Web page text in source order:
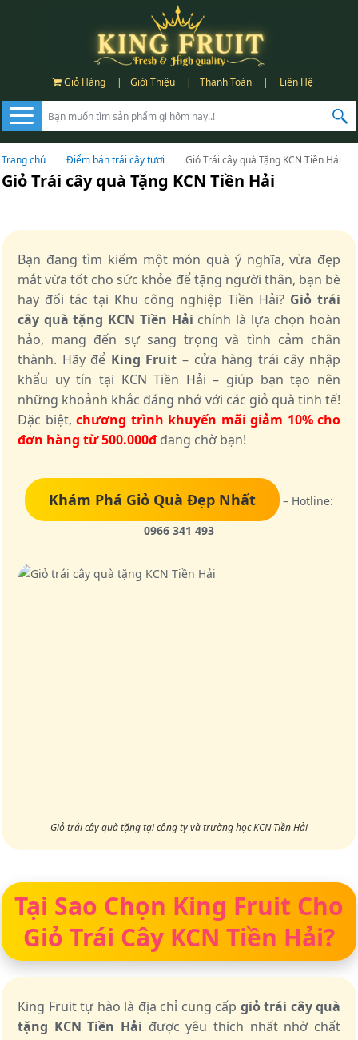
Giỏ Hàng | Giới Thiệu | Thanh Toán | Liên Hệ
Trang chủ Điểm bán trái cây tươi Giỏ Trái cây quà Tặng KCN Tiền Hải
Giỏ Trái cây quà Tặng KCN Tiền Hải
Bạn đang tìm kiếm một món quà ý nghĩa, vừa đẹp
mắt vừa tốt cho sức khỏe để tặng người thân, bạn bè
hay đối tác tại Khu công nghiệp Tiền Hải? Giỏ trái
cây quà tặng KCN Tiền Hải chính là lựa chọn hoàn
hảo, mang đến sự sang trọng và tình cảm chân
thành. Hãy để King Fruit – cửa hàng trái cây nhập
khẩu uy tín tại KCN Tiền Hải – giúp bạn tạo nên
những khoảnh khắc đáng nhớ với các giỏ quà tinh tế!
Đặc biệt, chương trình khuyến mãi giảm 10% cho
đơn hàng từ 500.000đđang chờ bạn!
Khám Phá Giỏ Quà Đẹp Nhất
– Hotline:
0966 341 493
Giỏ trái cây quà tặng tại công ty và trường học KCN Tiền Hải
Tại Sao Chọn King Fruit Cho
Giỏ Trái Cây KCN Tiền Hải?
King Fruit tự hào là địa chỉ cung cấp giỏ trái cây quà
tặng KCN Tiền Hải được yêu thích nhất nhờ chất